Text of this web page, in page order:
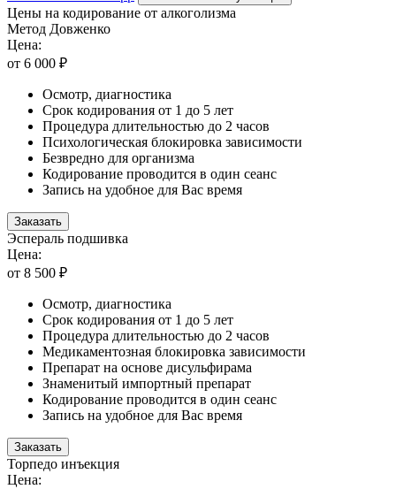
Цены на кодирование от алкоголизма
Метод Довженко
Цена:
от 6 000 ₽
Осмотр, диагностика
Срок кодирования от 1 до 5 лет
Процедура длительностью до 2 часов
Психологическая блокировка зависимости
Безвредно для организма
Кодирование проводится в один сеанс
Запись на удобное для Вас время
Заказать
Эспераль подшивка
Цена:
от 8 500 ₽
Осмотр, диагностика
Срок кодирования от 1 до 5 лет
Процедура длительностью до 2 часов
Медикаментозная блокировка зависимости
Препарат на основе дисульфирама
Знаменитый импортный препарат
Кодирование проводится в один сеанс
Запись на удобное для Вас время
Заказать
Торпедо инъекция
Цена: